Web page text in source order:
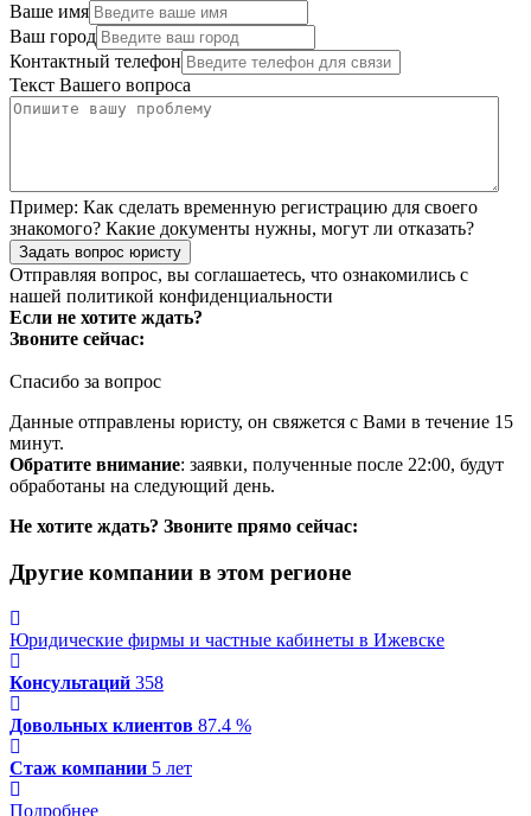
Ваше имя
Ваш город
Контактный телефон
Текст Вашего вопроса
Пример: Как сделать временную регистрацию для своего
знакомого? Какие документы нужны, могут ли отказать?
Задать вопрос юристу
Отправляя вопрос, вы соглашаетесь, что ознакомились с
нашей политикой конфиденциальности
Если не хотите ждать?
Звоните сейчас:
Спасибо за вопрос
Данные отправлены юристу, он свяжется с Вами в течение 15
минут.
Обратите внимание: заявки, полученные после 22:00, будут
обработаны на следующий день.
Не хотите ждать? Звоните прямо сейчас:
Другие компании в этом регионе
Юридические фирмы и частные кабинеты в Ижевске
Консультаций 358
Довольных клиентов 87.4 %
Стаж компании 5 лет
Подробнее